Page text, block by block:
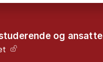
og ansatte